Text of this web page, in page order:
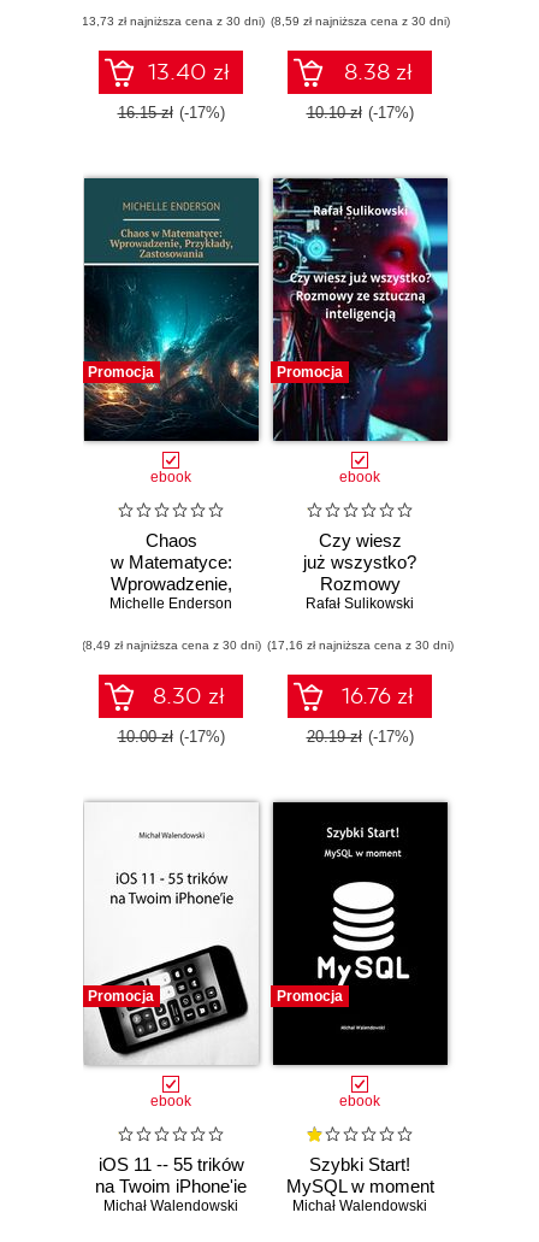
(13,73 zł najniższa cena z 30 dni)
13.40 zł
16.15 zł (-17%)
(8,59 zł najniższa cena z 30 dni)
8.38 zł
10.10 zł (-17%)
Promocja
ebook
Chaos
w Matematyce:
Wprowadzenie,
Przykłady,
Michelle Enderson
(8,49 zł najniższa cena z 30 dni)
8.30 zł
10.00 zł (-17%)
Promocja
ebook
Czy wiesz
już wszystko?
Rozmowy
ze sztuczną
Rafał Sulikowski
(17,16 zł najniższa cena z 30 dni)
16.76 zł
20.19 zł (-17%)
Promocja
ebook
iOS 11 -- 55 trików
na Twoim iPhone'ie
Michał Walendowski
Promocja
ebook
Szybki Start!
MySQL w moment
Michał Walendowski